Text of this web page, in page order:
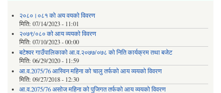
२०८०।०८१ को अय वयको विवरण
मिति: 07/14/2023 - 11:01
२०७९/०८० को आय व्ययको विवरण
मिति: 07/10/2023 - 00:00
बटेश्वर गाउँपालिकाको आ.व.२०७७/०७८ को निति कार्यक्रम तथा बजेट
मिति: 06/29/2020 - 11:59
आ.व.2075/76 आस्विन महिना को चालु तर्फको आय व्ययको विवरण
मिति: 09/27/2018 - 12:30
आ.व.2075/76 असोज महिना को पुजिगत तर्फको आय व्ययको विवरण